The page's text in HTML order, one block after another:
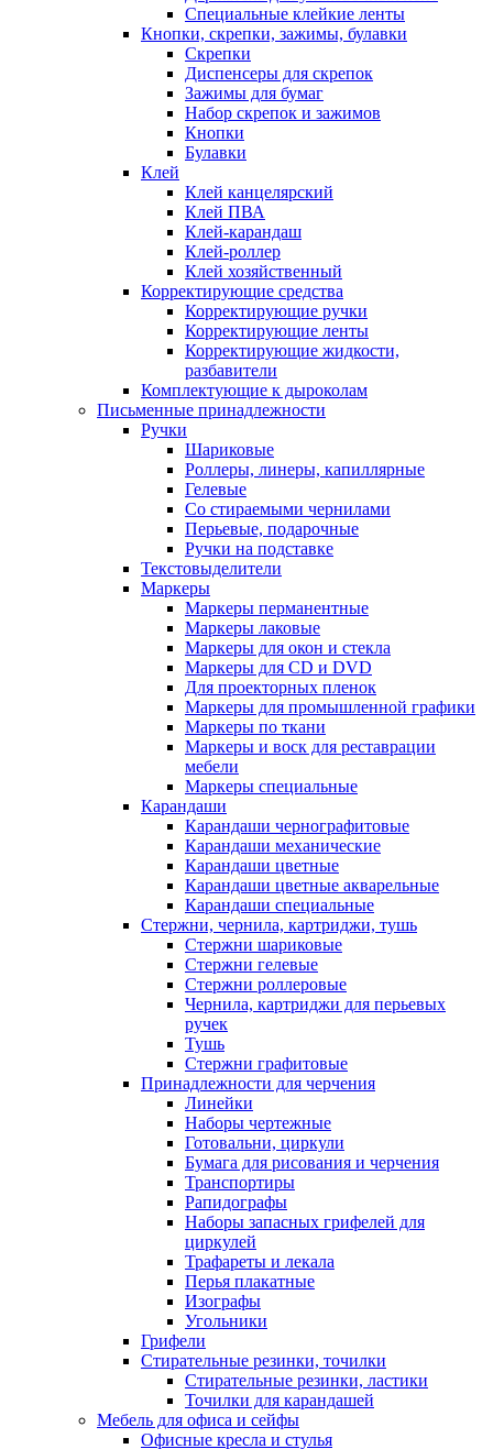
Специальные клейкие ленты
Кнопки, скрепки, зажимы, булавки
Скрепки
Диспенсеры для скрепок
Зажимы для бумаг
Набор скрепок и зажимов
Кнопки
Булавки
Клей
Клей канцелярский
Клей ПВА
Клей-карандаш
Клей-роллер
Клей хозяйственный
Корректирующие средства
Корректирующие ручки
Корректирующие ленты
Корректирующие жидкости,
разбавители
Комплектующие к дыроколам
Письменные принадлежности
Ручки
Шариковые
Роллеры, линеры, капиллярные
Гелевые
Со стираемыми чернилами
Перьевые, подарочные
Ручки на подставке
Текстовыделители
Маркеры
Маркеры перманентные
Маркеры лаковые
Маркеры для окон и стекла
Маркеры для CD и DVD
Для проекторных пленок
Маркеры для промышленной графики
Маркеры по ткани
Маркеры и воск для реставрации
мебели
Маркеры специальные
Карандаши
Карандаши чернографитовые
Карандаши механические
Карандаши цветные
Карандаши цветные акварельные
Карандаши специальные
Стержни, чернила, картриджи, тушь
Стержни шариковые
Стержни гелевые
Стержни роллеровые
Чернила, картриджи для перьевых
ручек
Тушь
Стержни графитовые
Принадлежности для черчения
Линейки
Наборы чертежные
Готовальни, циркули
Бумага для рисования и черчения
Транспортиры
Рапидографы
Наборы запасных грифелей для
циркулей
Трафареты и лекала
Перья плакатные
Изографы
Угольники
Грифели
Стирательные резинки, точилки
Стирательные резинки, ластики
Точилки для карандашей
Мебель для офиса и сейфы
Офисные кресла и стулья